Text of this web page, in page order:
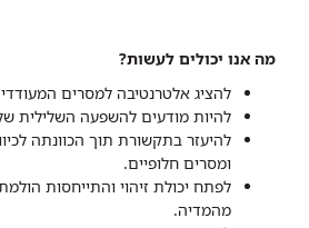
מה אנו יכולים לעשות?
להציג אלטרנטיבה למסרים
להיות מודעים להשפעה השלילית
להיעזר בתקשורת תוך הכוונתה
ומסרים חלופיים.
לפתח יכולת זיהוי והתייחסות
מהמדיה.